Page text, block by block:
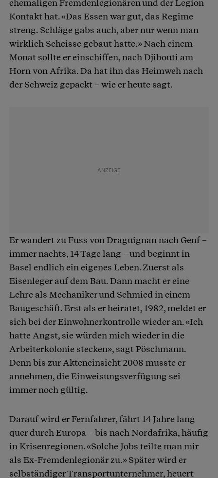
ehemaligen Fremdenlegionären und der Legion
Kontakt hat. «Das Essen war gut, das Regime
streng. Schläge gabs auch, aber nur wenn man
wirklich Scheisse gebaut hatte.» Nach einem
Monat sollte er einschiffen, nach Djibouti am
Horn von Afrika. Da hat ihn das Heimweh nach
der Schweiz gepackt – wie er heute sagt.
Er wandert zu Fuss von Draguignan nach Genf –
immer nachts, 14 Tage lang – und beginnt in
Basel endlich ein eigenes Leben. Zuerst als
Eisenleger auf dem Bau. Dann macht er eine
Lehre als Mechaniker und Schmied in einem
Baugeschäft. Erst als er heiratet, 1982, meldet er
sich bei der Einwohnerkontrolle wieder an. «Ich
hatte Angst, sie würden mich wieder in die
Arbeiterkolonie stecken», sagt Pöschmann.
Denn bis zur Akteneinsicht 2008 musste er
annehmen, die Einweisungsverfügung sei
immer noch gültig.
Darauf wird er Fernfahrer, fährt 14 Jahre lang
quer durch Europa – bis nach Nordafrika, häufig
in Krisenregionen. «Solche Jobs teilte man mir
als Ex-Fremdenlegionär zu.» Später wird er
selbständiger Transportunternehmer, heuert